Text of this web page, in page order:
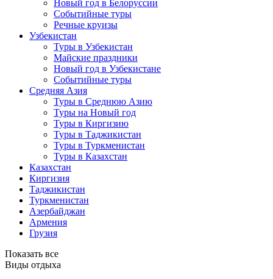
Новый год в Белоруссии
Событийные туры
Речные круизы
Узбекистан
Туры в Узбекистан
Майские праздники
Новый год в Узбекистане
Событийные туры
Средняя Азия
Туры в Среднюю Азию
Туры на Новый год
Туры в Киргизию
Туры в Таджикистан
Туры в Туркменистан
Туры в Казахстан
Казахстан
Киргизия
Таджикистан
Туркменистан
Азербайджан
Армения
Грузия
Показать все
Виды отдыха